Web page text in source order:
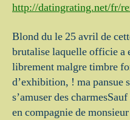
http://datingrating.net/fr/
Blond du le 25 avril de
brutalise laquelle officie a
librement malgre timbre
d’exhibition, ! ma pansue
s’amuser des
en compagnie de monsieur